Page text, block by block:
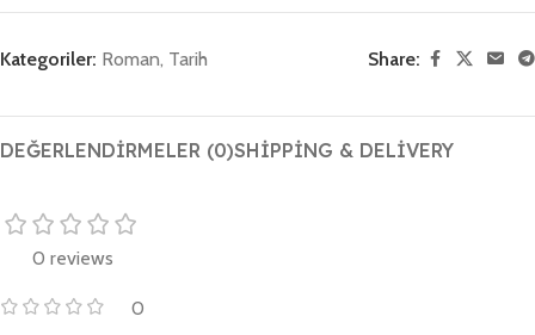
Kategoriler: Roman, Tarih Share:
DEĞERLENDIRMELER (0)SHIPPING & DELIVERY
0 reviews
0